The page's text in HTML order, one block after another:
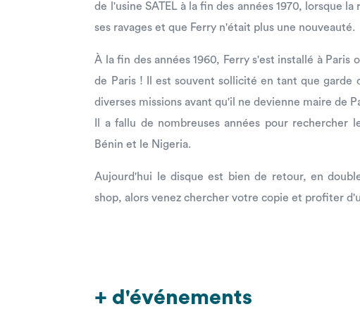
de l'usine SATEL à la fin des années 1970, lorsque
ses ravages et que Ferry n'était plus une nouveauté.
À la fin des années 1960, Ferry s'est installé à Paris
de Paris ! Il est souvent sollicité en tant que garde
diverses missions avant qu'il ne devienne maire de
Il a fallu de nombreuses années pour rechercher
Bénin et le Nigeria.
Aujourd'hui le disque est bien de retour, en
shop, alors venez chercher votre copie et profiter
+ d'événements